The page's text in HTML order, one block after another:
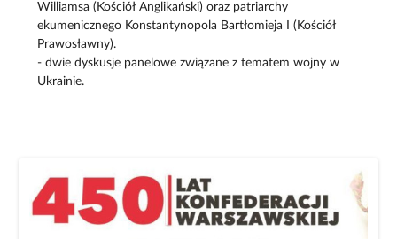
Williamsa (Kościół Anglikański) oraz patriarchy
ekumenicznego Konstantynopola Bartłomieja I (Kościół
Prawosławny).
- dwie dyskusje panelowe związane z tematem wojny w
Ukrainie.